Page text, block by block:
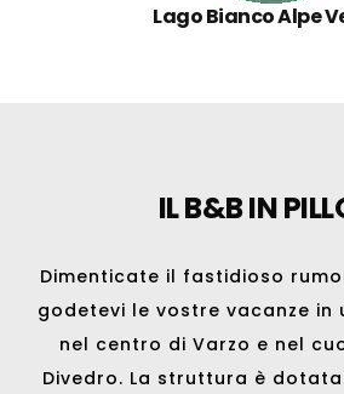
Lago Bianco Alpe
IL B&B IN
Dimenticate il fastidioso
godetevi le vostre vacanze in
nel centro di Varzo e nel
Divedro. La struttura è